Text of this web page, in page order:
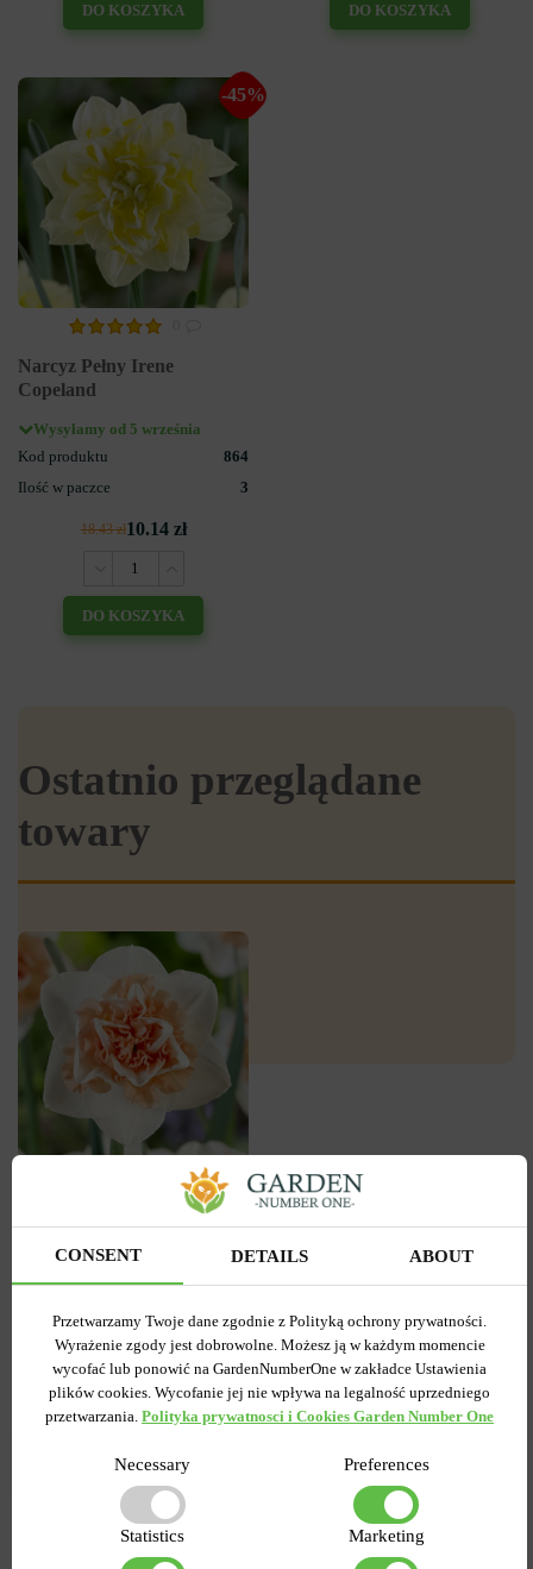
DO KOSZYKA DO KOSZYKA
-45%
Narcyz Pełny Irene
Copeland
Wysyłamy od 5 września
Kod produktu
864
Ilość w paczce
3
18.43 zł10.14 zł
DO KOSZYKA
Ostatnio przeglądane
towary
0
Kod produktu
34482
Ilość w paczce
0
0.00 zł
DOSTĘPNOŚCI
CONSENT DETAILS ABOUT
Przetwarzamy Twoje dane zgodnie z Polityką ochrony prywatności.
Wyrażenie zgody jest dobrowolne. Możesz ją w każdym momencie
wycofać lub ponowić na GardenNumberOne w zakładce Ustawienia
plików cookies. Wycofanie jej nie wpływa na legalność uprzedniego
przetwarzania. Polityka prywatnosci i Cookies Garden Number One
Necessary Preferences
Statistics Marketing